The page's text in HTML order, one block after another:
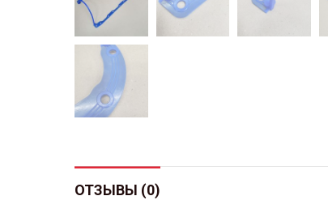
ОТЗЫВЫ (0)